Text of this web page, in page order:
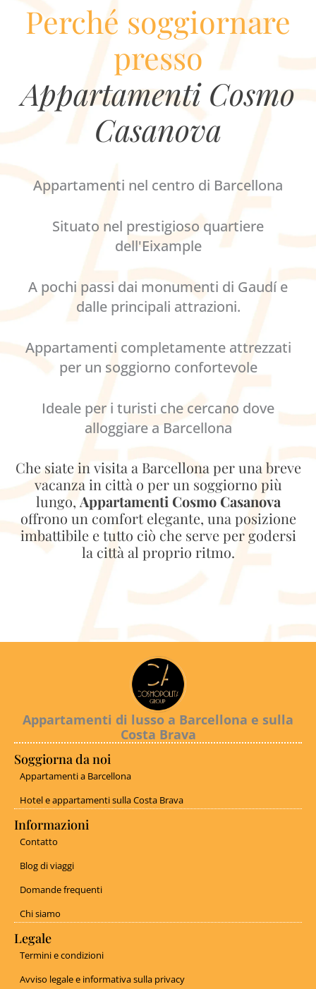
Perché soggiornare
presso
Appartamenti Cosmo
Casanova
Appartamenti nel centro di Barcellona
Situato nel prestigioso quartiere
dell'Eixample
A pochi passi dai monumenti di Gaudí e
dalle principali attrazioni.
Appartamenti completamente attrezzati
per un soggiorno confortevole
Ideale per i turisti che cercano dove
alloggiare a Barcellona
Che siate in visita a Barcellona per una breve
vacanza in città o per un soggiorno più
lungo, Appartamenti Cosmo Casanova
offrono un comfort elegante, una posizione
imbattibile e tutto ciò che serve per godersi
la città al proprio ritmo.
Appartamenti di lusso a Barcellona e sulla
Costa Brava
Soggiorna da noi
Appartamenti a Barcellona
Hotel e appartamenti sulla Costa Brava
Informazioni
Contatto
Blog di viaggi
Domande frequenti
Chi siamo
Legale
Termini e condizioni
Avviso legale e informativa sulla privacy